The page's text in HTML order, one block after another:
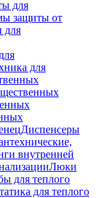
для
защиты от
для
для
Диспенсеры
внутренней
Люки
для теплого
для теплого